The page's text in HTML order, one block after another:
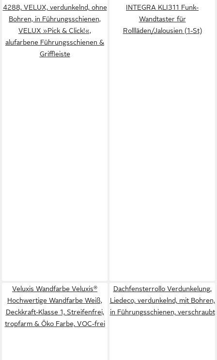
4288, VELUX, verdunkelnd, ohne
Bohren, in Führungsschienen,
VELUX »Pick & Click!«,
alufarbene Führungsschienen &
Griffleiste
INTEGRA KLI311 Funk-
Wandtaster für
Rollläden/Jalousien (1-St)
Veluxis Wandfarbe Veluxis®
Hochwertige Wandfarbe Weiß,
Deckkraft-Klasse 1, Streifenfrei,
tropfarm & Öko Farbe, VOC-frei
Dachfensterrollo Verdunkelung,
Liedeco, verdunkelnd, mit Bohren,
in Führungsschienen, verschraubt